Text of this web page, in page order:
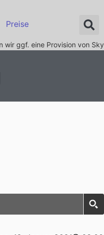
Preise
wir ggf. eine Provision von Sky